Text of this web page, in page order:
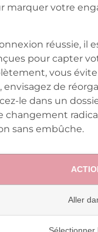
marquer votre
réussie, il
pour capter
vous
de
le dans un
sans embûche.
Aller
Sélectionner